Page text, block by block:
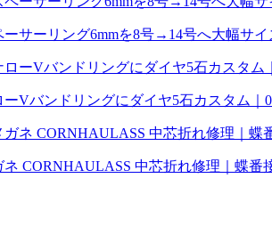
ーサーリング6mmを8号→14号へ大幅サ
Vバンドリングにダイヤ5石カスタム｜
ネ CORNHAULASS 中芯折れ修理｜蝶番